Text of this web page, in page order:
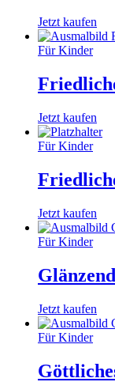
Jetzt kaufen
Für Kinder
Jetzt kaufen
Für Kinder
Jetzt kaufen
Für Kinder
Jetzt kaufen
Für Kinder